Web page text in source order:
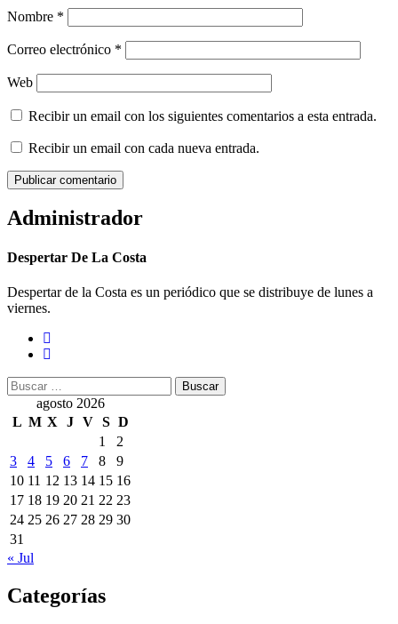
Nombre *
Correo electrónico *
Web
Recibir un email con los siguientes comentarios a esta entrada.
Recibir un email con cada nueva entrada.
Administrador
Despertar De La Costa
Despertar de la Costa es un periódico que se distribuye de lunes a
viernes.
Buscar:
agosto 2026
L M X J V S D
1
2
3
4 5 6 7 8
9
10 11 12 13 14 15 16
17 18 19 20 21 22 23
24 25 26 27 28 29 30
31
« Jul
Categorías